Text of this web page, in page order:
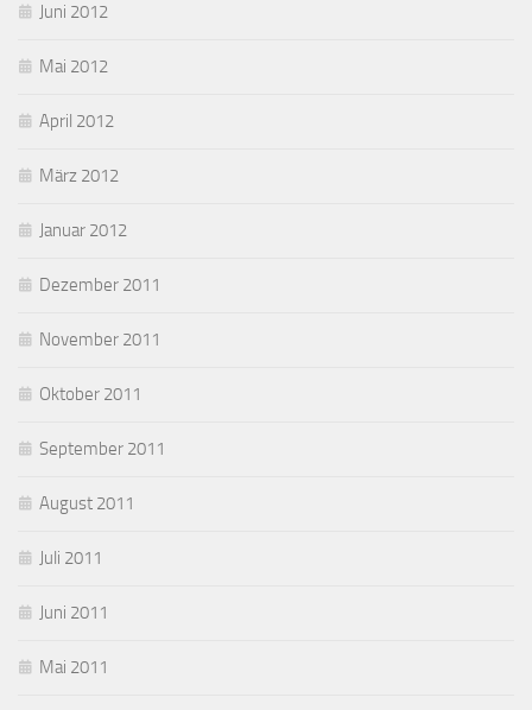
Juni 2012
Mai 2012
April 2012
März 2012
Januar 2012
Dezember 2011
November 2011
Oktober 2011
September 2011
August 2011
Juli 2011
Juni 2011
Mai 2011